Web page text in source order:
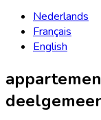
Nederlands
Français
English